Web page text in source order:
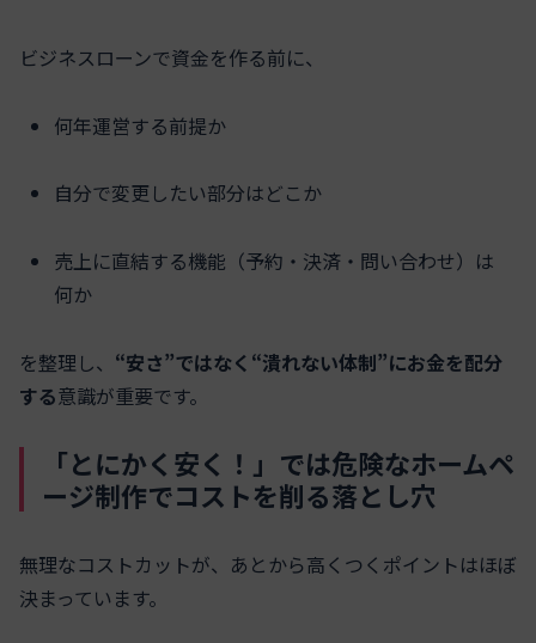
ビジネスローンで資金を作る前に、
何年運営する前提か
自分で変更したい部分はどこか
売上に直結する機能（予約・決済・問い合わせ）は
何か
を整理し、 “安さ”ではなく“潰れない体制”にお金を配分
する意識が重要です。
「とにかく安く！」では危険なホームペ
ージ制作でコストを削る落とし穴
無理なコストカットが、あとから高くつくポイントはほぼ
決まっています。